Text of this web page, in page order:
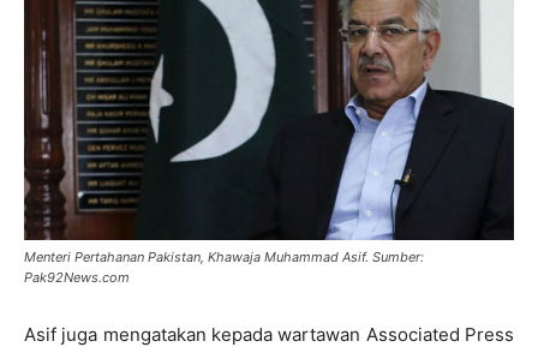
Menteri Pertahanan Pakistan, Khawaja Muhammad Asif. Sumber:
Pak92News.com
Asif juga mengatakan kepada wartawan Associated Press